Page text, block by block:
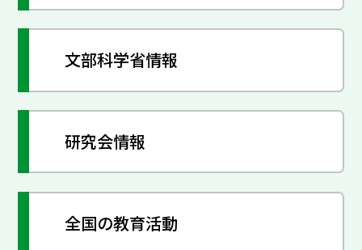
文部科学省情報
研究会情報
全国の教育活動